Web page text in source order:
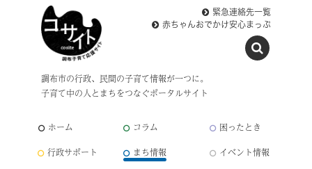
調布市の行政、民間の子育て情報が一つに。
子育て中の人とまちをつなぐポータルサイト
緊急連絡先一覧
赤ちゃんおでかけ安心まっぷ
ホーム コラム
困ったとき
行政サポート
まち情報 イベント情報